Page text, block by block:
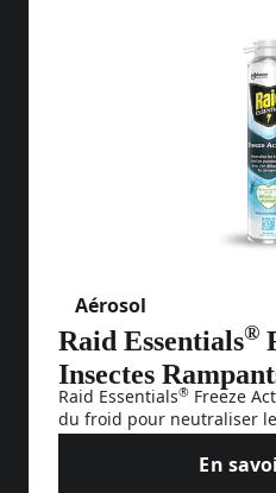
Aérosol
Raid Essentials®
Insectes
Raid Essentials® Freeze
du froid pour neutraliser
les punaises de lit) qui
En